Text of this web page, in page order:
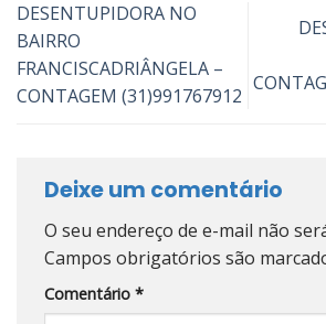
DESENTUPIDORA NO
BAIRRO
FRANCISCADRIÂNGELA –
CONTAGEM (31)991767912
Deixe um comentário
O seu endereço de e-mail não
Campos obrigatórios são
Comentário *